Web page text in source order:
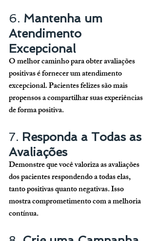
6. Mantenha um
Atendimento
Excepcional
O melhor caminho para obter avaliações
positivas é fornecer um atendimento
excepcional. Pacientes felizes são mais
propensos a compartilhar suas experiências
de forma positiva.
7. Responda a Todas as
Avaliações
Demonstre que você valoriza as avaliações
dos pacientes respondendo a todas elas,
tanto positivas quanto negativas. Isso
mostra comprometimento com a melhoria
contínua.